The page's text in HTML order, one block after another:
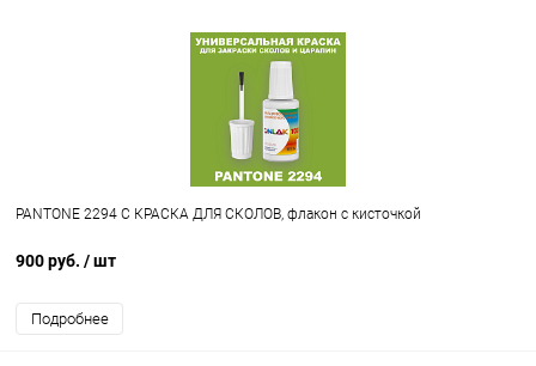
PANTONE 2294 C КРАСКА ДЛЯ СКОЛОВ, флакон с кисточкой
900 руб. / шт
Подробнее